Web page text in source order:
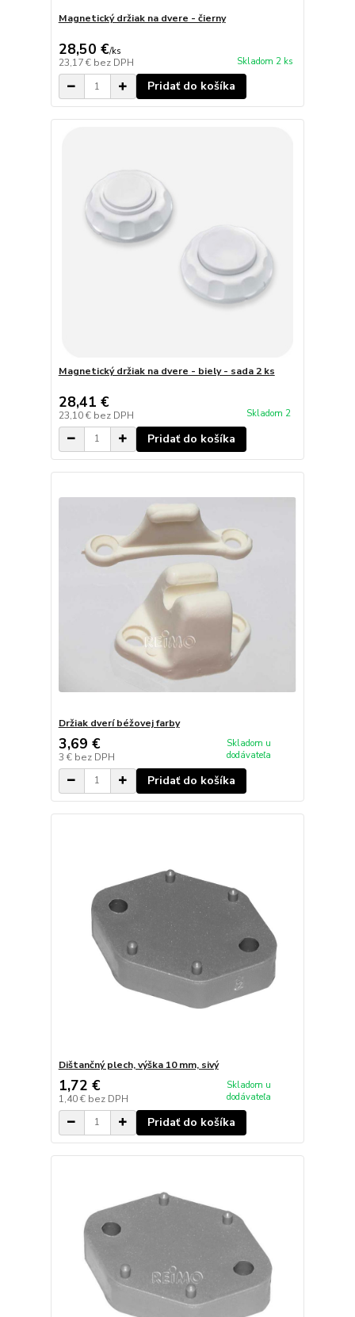
Magnetický držiak na dvere - čierny
28,50 €/ks
23,17 € bez DPH Skladom 2 ks
Pridať do košíka
Magnetický držiak na dvere - biely - sada 2 ks
28,41 €
23,10 € bez DPH Skladom 2
Pridať do košíka
Držiak dverí béžovej farby
3,69 €
3 € bez DPH
Skladom u
dodávateľa
Pridať do košíka
Dištančný plech, výška 10 mm, sivý
1,72 €
1,40 € bez DPH
Skladom u
dodávateľa
Pridať do košíka